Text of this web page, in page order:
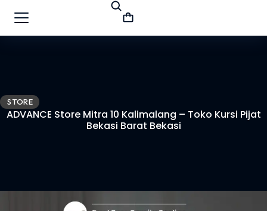
STORE
ADVANCE Store Mitra 10 Kalimalang – Toko Kursi Pijat
Bekasi Barat Bekasi